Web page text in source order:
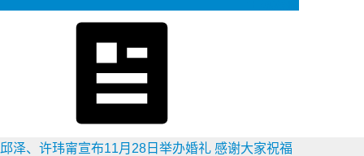
邱泽、许玮甯宣布11月28日举办婚礼 感谢大家祝福